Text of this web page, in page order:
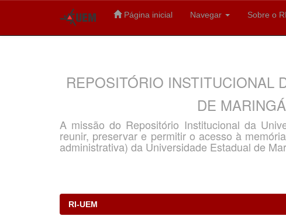
Página inicial Navegar Sobre o
REPOSITÓRIO INSTITUCIONAL
DE
A missão do Repositório Institucional da
reunir, preservar e permitir o acesso à
administrativa) da Universidade Estadual de
RI-UEM